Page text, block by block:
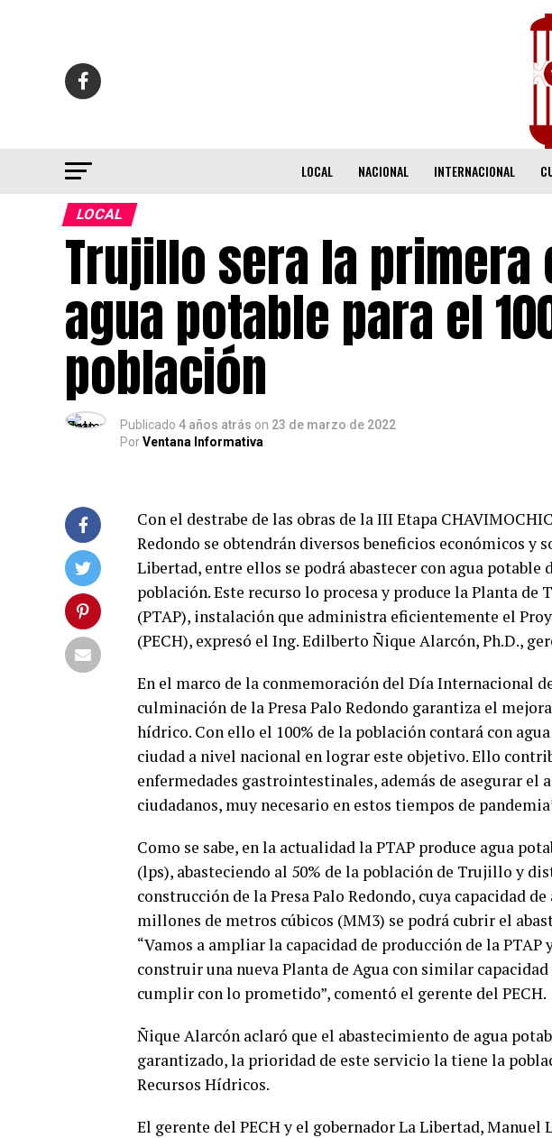
LOCAL NACIONAL INTERNACIONAL
LOCAL
Trujillo sera la primera
agua potable para el
población
Publicado 4 años atrás on 23 de marzo de 2022
PorVentana Informativa
Con el destrabe de las obras de la III Etapa
Redondo se obtendrán diversos beneficios económicos y
Libertad, entre ellos se podrá abastecer con agua potable
población. Este recurso lo procesa y produce la Planta de
(PTAP), instalación que administra eficientemente el
(PECH), expresó el Ing. Edilberto Ñique Alarcón, Ph.D.,
En el marco de la conmemoración del Día Internacional
culminación de la Presa Palo Redondo garantiza el
hídrico. Con ello el 100% de la población contará con
ciudad a nivel nacional en lograr este objetivo. Ello
enfermedades gastrointestinales, además de asegurar el
ciudadanos, muy necesario en estos tiempos de
Como se sabe, en la actualidad la PTAP produce agua
(lps), abasteciendo al 50% de la población de Trujillo y
construcción de la Presa Palo Redondo, cuya capacidad
millones de metros cúbicos (MM3) se podrá cubrir el
“Vamos a ampliar la capacidad de producción de la PTAP
construir una nueva Planta de Agua con similar
cumplir con lo prometido”, comentó el gerente del PECH.
Ñique Alarcón aclaró que el abastecimiento de agua
garantizado, la prioridad de este servicio la tiene la
Recursos Hídricos.
El gerente del PECH y el gobernador La Libertad, Manuel